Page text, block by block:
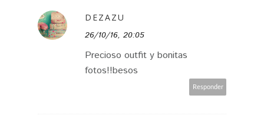
DEZAZU
26/10/16, 20:05
Precioso outfit y bonitas
fotos!!besos
Responder